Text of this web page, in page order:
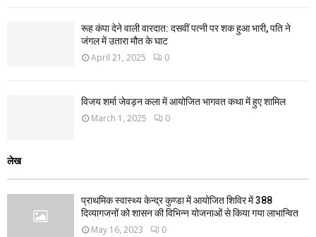
रूह कंपा देने वाली वारदात: दसवीं पत्नी पर शक हुआ भारी, पति ने
जंगल में उतारा मौत के घाट
April 21, 2025 0
विजय शर्मा जेवड़न कला में आयोजित भागवत कथा में हुए शामिल
March 1, 2025 0
लेख
प्राथमिक स्वास्थ्य केन्द्र कुण्डा में आयोजित शिविर में 388
दिव्यागजनों को शासन की विभिन्न योजनाओं से किया गया लाभान्वित
May 16, 2023 0